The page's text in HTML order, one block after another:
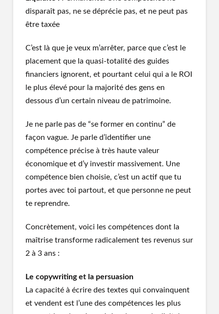
disparaît pas, ne se déprécie pas, et ne peut pas
être taxée
C’est là que je veux m’arrêter, parce que c’est le
placement que la quasi-totalité des guides
financiers ignorent, et pourtant celui qui a le ROI
le plus élevé pour la majorité des gens en
dessous d’un certain niveau de patrimoine.
Je ne parle pas de “se former en continu” de
façon vague. Je parle d’identifier une
compétence précise à très haute valeur
économique et d’y investir massivement. Une
compétence bien choisie, c’est un actif que tu
portes avec toi partout, et que personne ne peut
te reprendre.
Concrètement, voici les compétences dont la
maîtrise transforme radicalement tes revenus sur
2 à 3 ans :
Le copywriting et la persuasion
La capacité à écrire des textes qui convainquent
et vendent est l’une des compétences les plus